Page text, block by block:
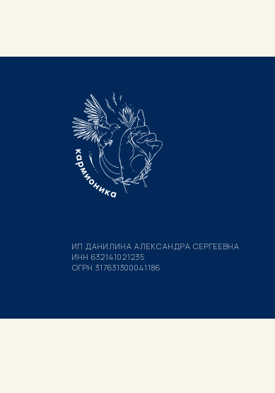
ИП ДАНИЛИНА АЛЕКСАНДРА СЕРГЕЕВНА
ИНН 632141021235
ОГРН 317631300041186